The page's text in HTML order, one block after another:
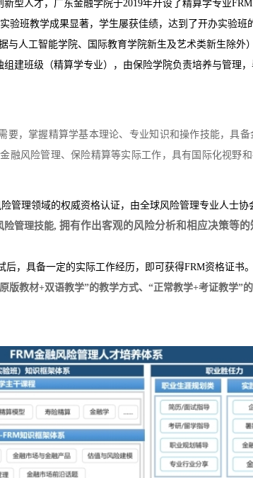
型人才，广东金融学院于2019年开设了精算学专业
班教学成果显著，学生屡获佳绩，达到了开办实验班
与人工智能学院、国际教育学院新生及艺术类新生除
建班级（精算学专业），由保险学院负责培养与管理
要，掌握精算学基本理论、专业知识和操作技能，具备
风险管理、保险精算等实际工作，具有国际化视野
管理领域的权威资格认证，由全球风险管理专业人士协
险管理技能, 拥有作出客观的风险分析和相应决策等
，具备一定的实际工作经历，即可获得FRM资格证书。
版教材+双语教学”的教学方式、“正常教学+考证教学”